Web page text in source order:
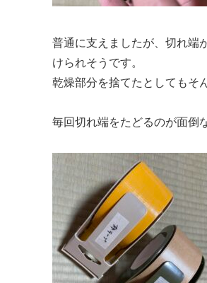
普通に支えましたが、切れ端
けられそうです。
乾燥部分を捨てたとしてもそ
毎回切れ端をたどるのが面倒